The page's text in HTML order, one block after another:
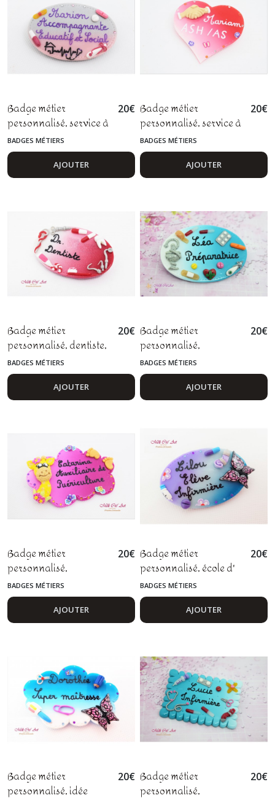
Badge métier
personnalisé, service à
la personne, social,
entraide, fimo
20€
BADGES MÉTIERS
AJOUTER
Badge métier
personnalisé, service à
la personne, entraide,
fimo
20€
BADGES MÉTIERS
AJOUTER
Badge métier
personnalisé, dentiste,
assistante dentaire,
orthodontiste, fimo
20€
BADGES MÉTIERS
AJOUTER
Badge métier
personnalisé,
pharmacien,
pharmacienne,
préparateur en
pharmacie, fimo
20€
BADGES MÉTIERS
AJOUTER
Badge métier
personnalisé,
auxiliaire
puéricultrice,
assistante maternelle,
sage femme, nounou
20€
BADGES MÉTIERS
AJOUTER
Badge métier
personnalisé, école d'
infirmière, aide-
soignant, personnel
soignant, pâte
polymère fimo
20€
BADGES MÉTIERS
AJOUTER
Badge métier
personnalisé, idée
20€ Badge métier
personnalisé,
20€